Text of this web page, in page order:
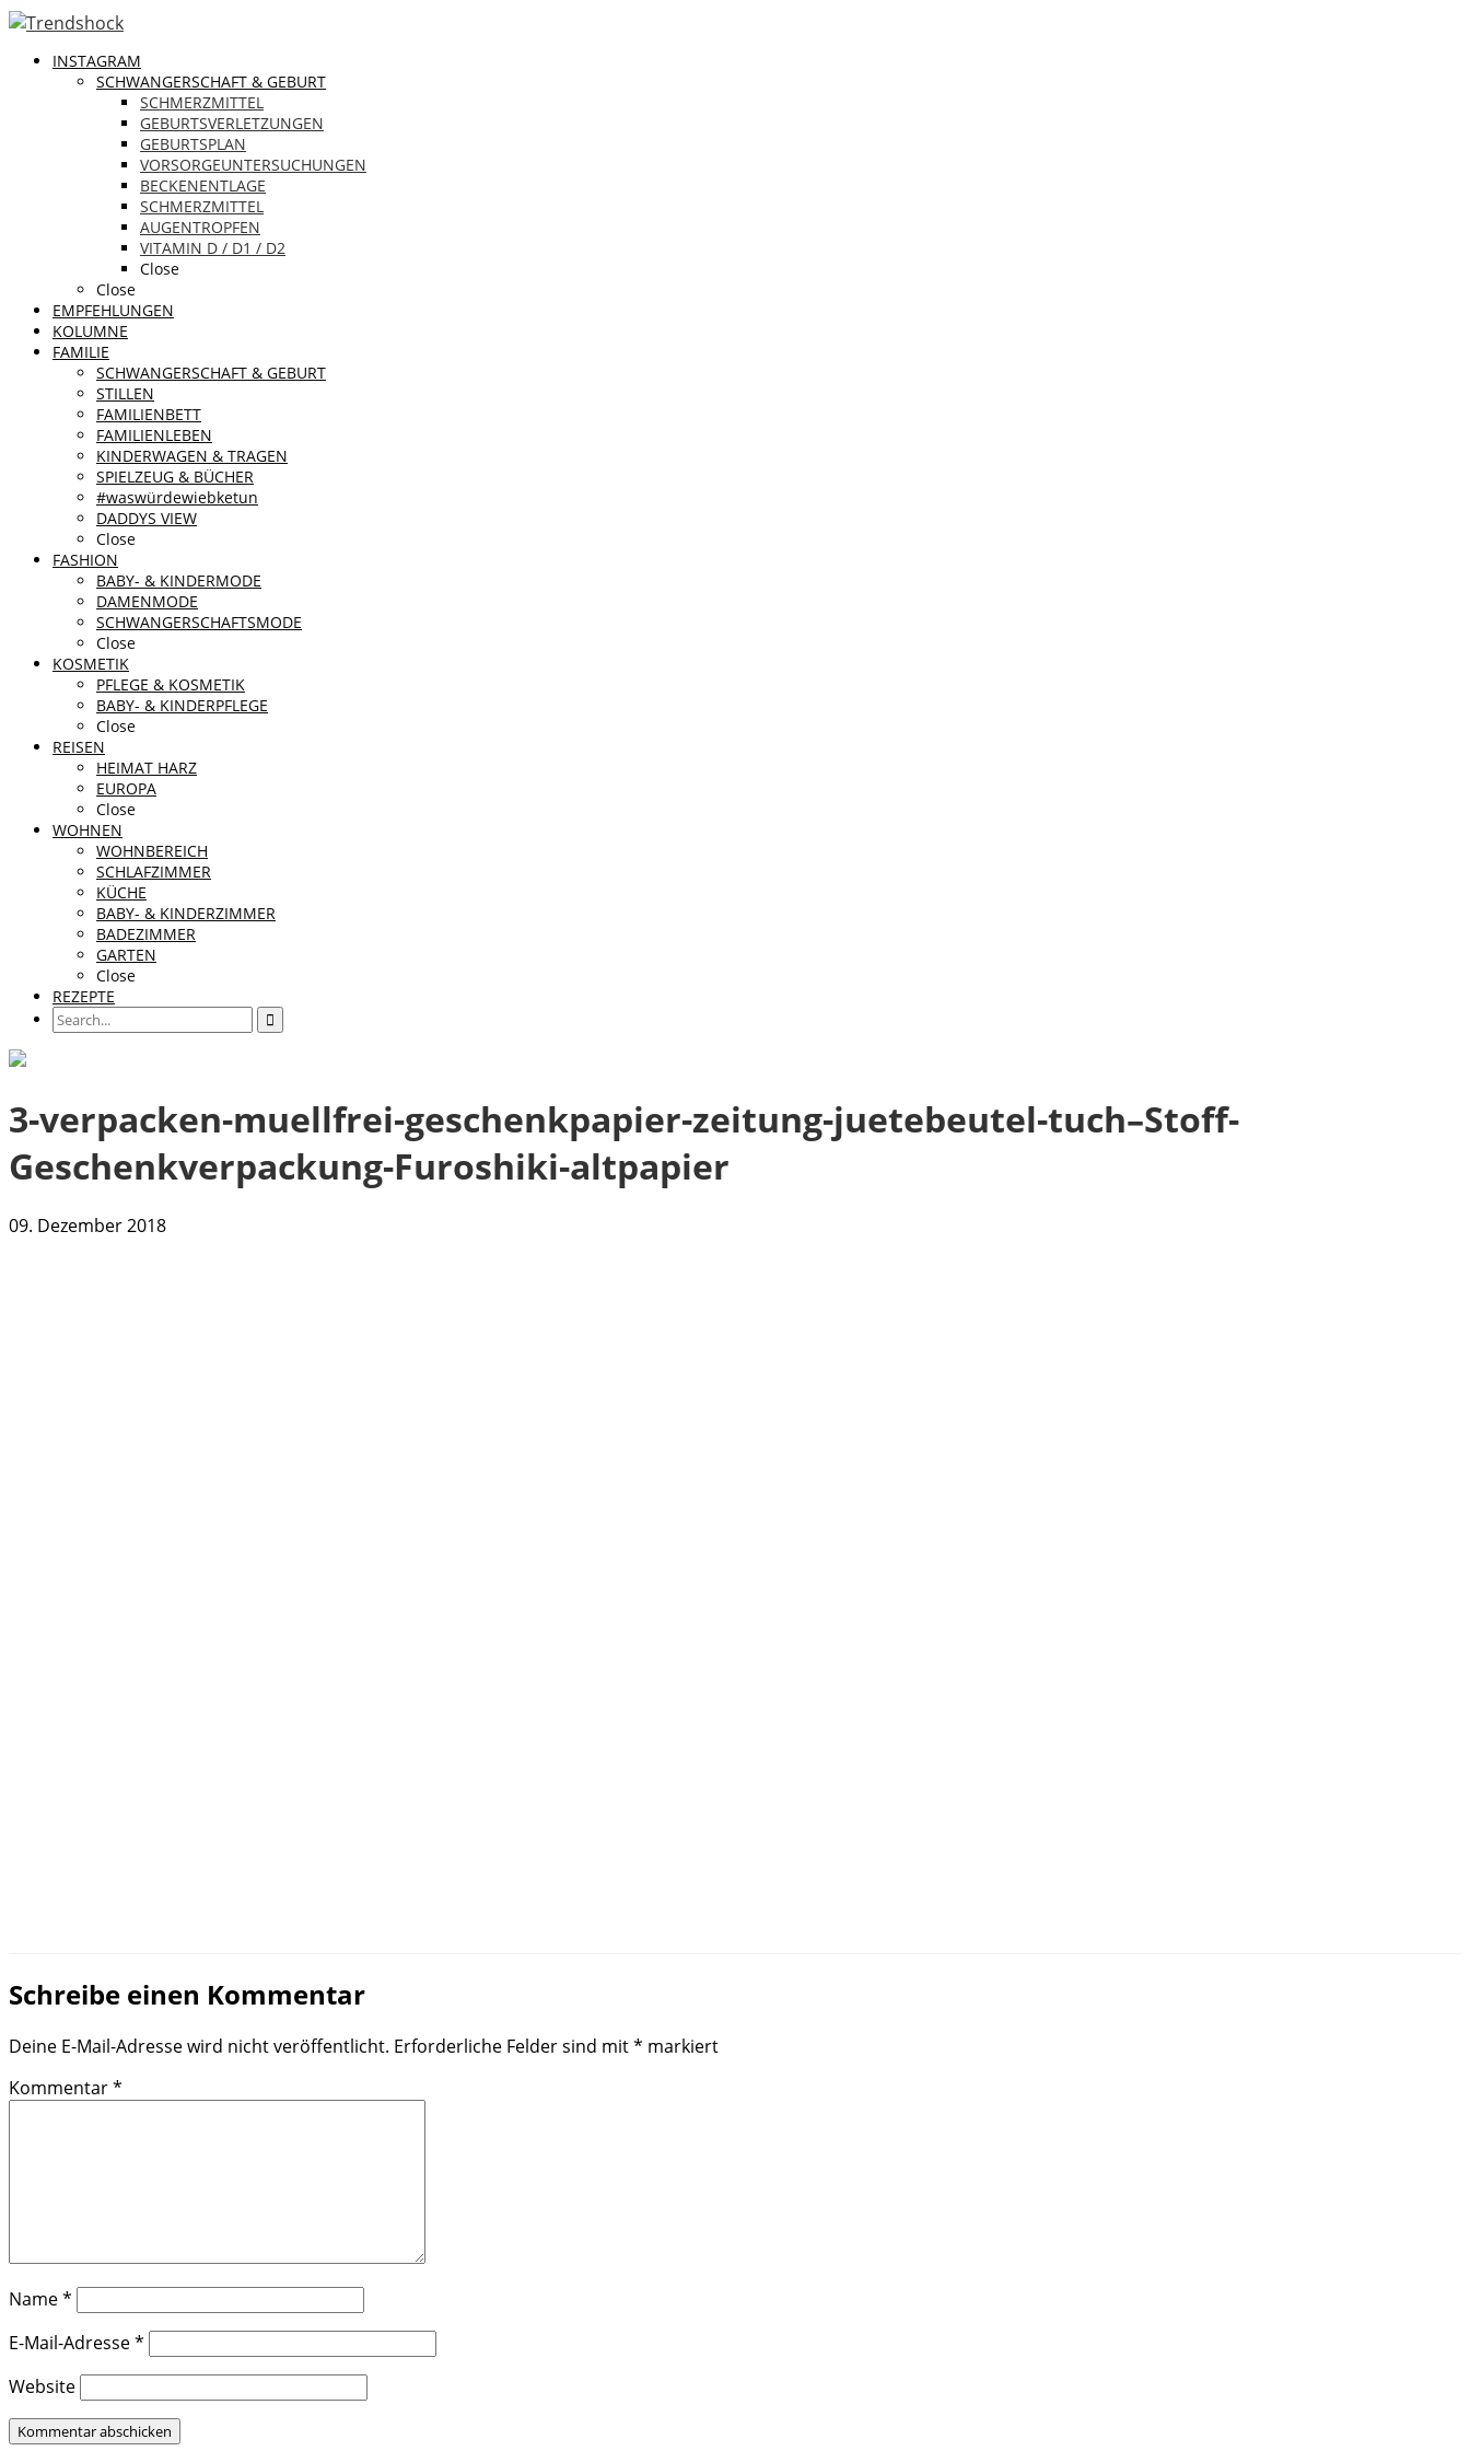
INSTAGRAM
SCHWANGERSCHAFT & GEBURT
SCHMERZMITTEL
GEBURTSVERLETZUNGEN
GEBURTSPLAN
VORSORGEUNTERSUCHUNGEN
BECKENENTLAGE
SCHMERZMITTEL
AUGENTROPFEN
VITAMIN D / D1 / D2
Close
Close
EMPFEHLUNGEN
KOLUMNE
FAMILIE
SCHWANGERSCHAFT & GEBURT
STILLEN
FAMILIENBETT
FAMILIENLEBEN
KINDERWAGEN & TRAGEN
SPIELZEUG & BÜCHER
#waswürdewiebketun
DADDYS VIEW
Close
FASHION
BABY- & KINDERMODE
DAMENMODE
SCHWANGERSCHAFTSMODE
Close
KOSMETIK
PFLEGE & KOSMETIK
BABY- & KINDERPFLEGE
Close
REISEN
HEIMAT HARZ
EUROPA
Close
WOHNEN
WOHNBEREICH
SCHLAFZIMMER
KÜCHE
BABY- & KINDERZIMMER
BADEZIMMER
GARTEN
Close
REZEPTE
3-verpacken-muellfrei-geschenkpapier-zeitung-juetebeutel-tuch–Stoff-
Geschenkverpackung-Furoshiki-altpapier
09. Dezember 2018
Schreibe einen Kommentar
Deine E-Mail-Adresse wird nicht veröffentlicht. Erforderliche Felder sind mit* markiert
Kommentar*
Name*
E-Mail-Adresse*
Website